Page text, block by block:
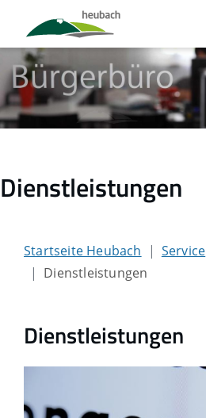
Dienstleistungen
Startseite Heubach Service
Dienstleistungen
Dienstleistungen